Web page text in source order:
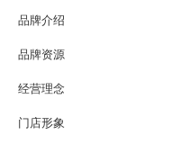
品牌介绍
品牌资源
经营理念
门店形象